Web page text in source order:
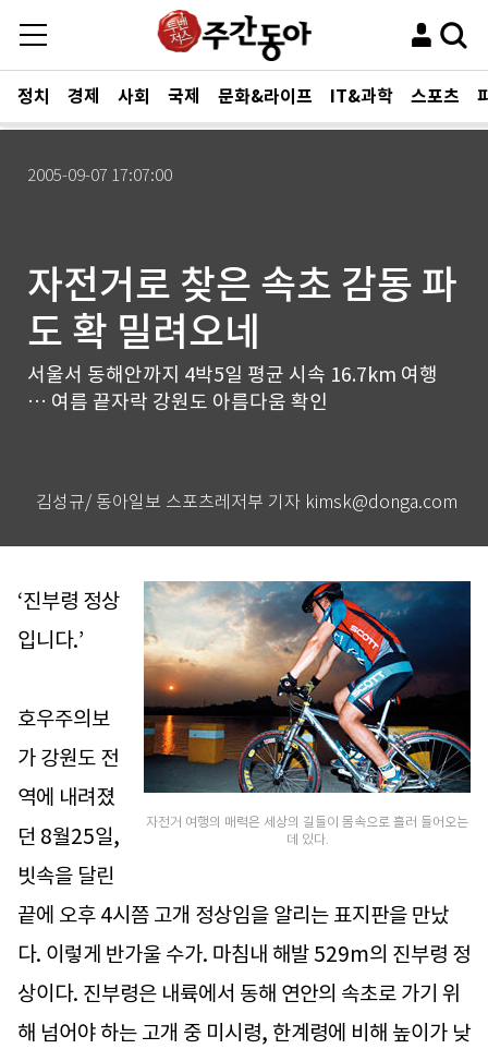
정치 경제 사회 국제 문화&라이프 IT&과학 스포츠
2005-09-07 17:07:00
자전거로 찾은 속초 감동 파
도 확 밀려오네
서울서 동해안까지 4박5일 평균 시속 16.7km 여행
… 여름 끝자락 강원도 아름다움 확인
김성규/ 동아일보 스포츠레저부 기자 kimsk@donga.com
자전거 여행의 매력은 세상의 길들이 몸속으로 흘러 들어오는
데 있다.
‘진부령 정상
입니다.’
호우주의보
가 강원도 전
역에 내려졌
던 8월25일,
빗속을 달린
끝에 오후 4시쯤 고개 정상임을 알리는 표지판을 만났
다. 이렇게 반가울 수가. 마침내 해발 529m의 진부령 정
상이다. 진부령은 내륙에서 동해 연안의 속초로 가기 위
해 넘어야 하는 고개 중 미시령, 한계령에 비해 높이가 낮